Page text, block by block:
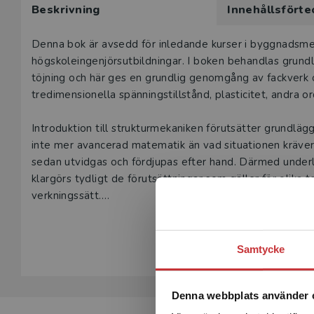
Samtycke
Denna webbplats använder
här
Våra
under 180
vår
Den här
Beskrivning
Beskrivning
Denna bok är avsedd för inledande kurser i
högskoleingenjörsutbildningar. I boken behandlas
töjning och här ges en grundlig genomgång av
tredimensionella spänningstillstånd, plasticitet, andra
Introduktion till strukturmekaniken förutsätter
inte mer avancerad matematik än vad situationen
sedan utvidgas och fördjupas efter hand. Därmed
klargörs tydligt de förutsättningar som gäller för olika
verkningssätt.
Som komplement till teoripresentationerna innehåller
övningsuppgifter. En del är enklare, av karaktären